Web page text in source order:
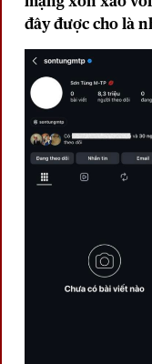
đây được cho là